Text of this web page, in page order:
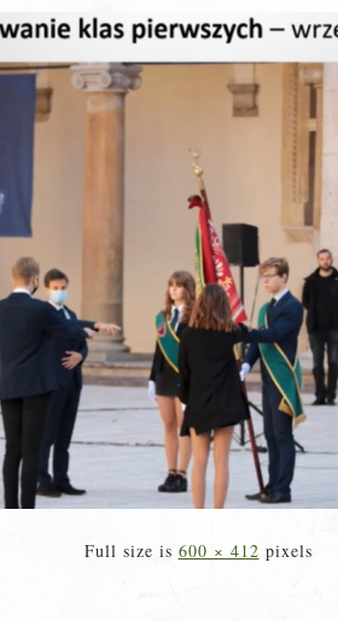
Full size is 600 × 412 pixels